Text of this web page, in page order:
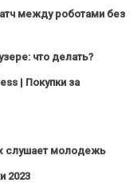
между роботами без
что делать?
| Покупки за
слушает молодежь
2023